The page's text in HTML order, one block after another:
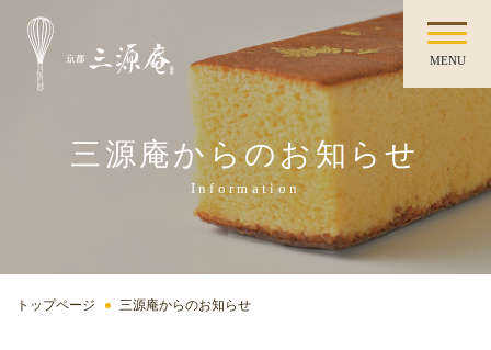
MENU
三源庵からのお知らせ
Information
トップページ 三源庵からのお知らせ